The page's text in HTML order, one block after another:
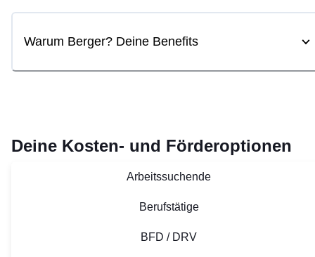
Warum Berger? Deine Benefits
Deine Kosten- und Förderoptionen
Arbeitssuchende
Berufstätige
BFD / DRV